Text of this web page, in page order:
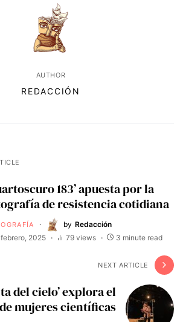
AUTHOR
REDACCIÓN
183’ apuesta por la
de resistencia cotidiana
by Redacción
2025
79 views 3 minute read
NEXT ARTICLE
del cielo’ explora el
mujeres científicas